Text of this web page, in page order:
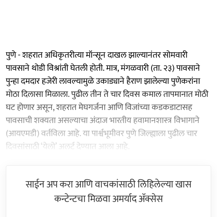
पुणे - शहरात अधिकृतरीत्या मॉन्सून दाखल झाल्यानंतर सोमवारी
पावसाने थोडी विश्रांती घेतली होती. मात्र, मंगळवारी (ता. २३) पावसाने
पुन्हा दमदार हजेरी लावल्यामुळे उकाड्याने हैराण झालेल्या पुणेकरांना
मोठा दिलासा मिळाला. पुढील तीन ते चार दिवस कमाल तापमानात मोठी
घट होणार असून, शहरात मेघगर्जना आणि विजांच्या कडकडाटासह
पावसाची शक्यता असल्याचा अंदाज भारतीय हवामानशास्त्र विभागाने
(आयएमडी) वर्तविला आहे. या पार्श्वभूमीवर पुणे जिल्ह्याला पुढील चार
दिवसांसाठी ‘येलो’ अलर्ट देण्यात आला आहे.
साईन अप करा आणि वाचकांसाठी लिहिलेल्या खास
कन्टेन्टचा मिळवा अमर्याद ॲक्सेस